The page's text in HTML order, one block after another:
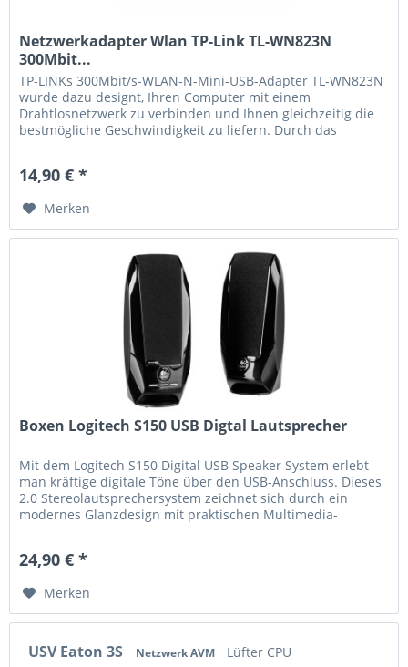
Netzwerkadapter Wlan TP-Link TL-WN823N
300Mbit...
TP-LINKs 300Mbit/s-WLAN-N-Mini-USB-Adapter TL-WN823N
wurde dazu designt, Ihren Computer mit einem
Drahtlosnetzwerk zu verbinden und Ihnen gleichzeitig die
bestmögliche Geschwindigkeit zu liefern. Durch das
14,90 € *
Merken
Boxen Logitech S150 USB Digtal Lautsprecher
Mit dem Logitech S150 Digital USB Speaker System erlebt
man kräftige digitale Töne über den USB-Anschluss. Dieses
2.0 Stereolautsprechersystem zeichnet sich durch ein
modernes Glanzdesign mit praktischen Multimedia-
24,90 € *
Merken
USV Eaton 3S Netzwerk AVM
Lüfter CPU